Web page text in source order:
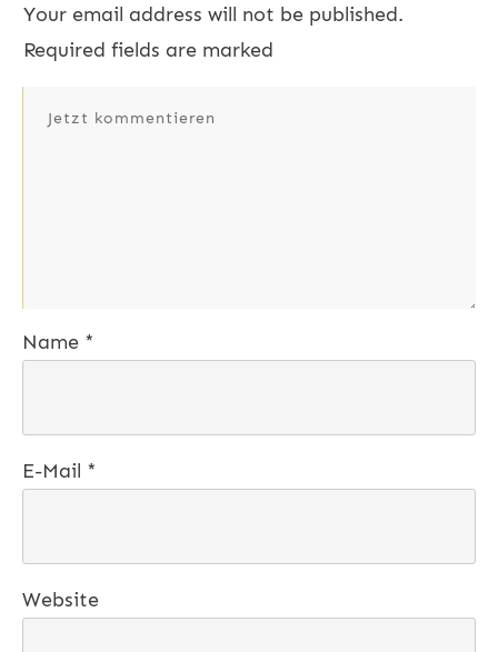
Your email address will not be published.
Required fields are marked
Name *
E-Mail *
Website